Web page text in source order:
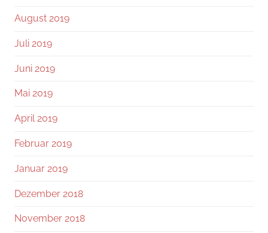
August 2019
Juli 2019
Juni 2019
Mai 2019
April 2019
Februar 2019
Januar 2019
Dezember 2018
November 2018